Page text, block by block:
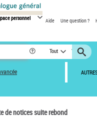
personnel Aide Une question ?
Tout
de notices suite rebond
cookies